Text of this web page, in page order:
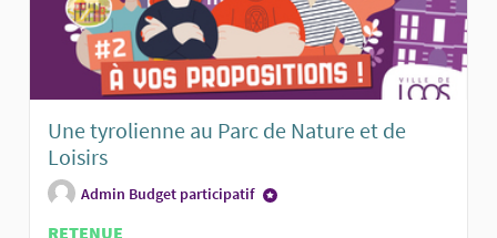
Une tyrolienne au Parc de Nature et de
Loisirs
Admin Budget participatif
RETENUE